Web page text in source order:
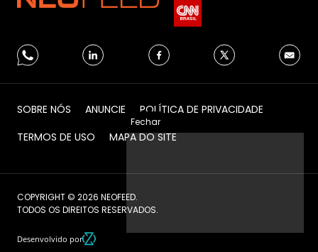
Fechar
SOBRE NÓS ANUNCIE
POLÍTICA DE PRIVACIDADE
TERMOS DE USO
MAPA DO SITE
COPYRIGHT © 2026 NEOFEED.
TODOS OS DIREITOS RESERVADOS.
Desenvolvido por